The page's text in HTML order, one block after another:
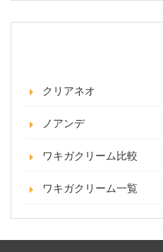
クリアネオ
ノアンデ
ワキガクリーム比較
ワキガクリーム一覧